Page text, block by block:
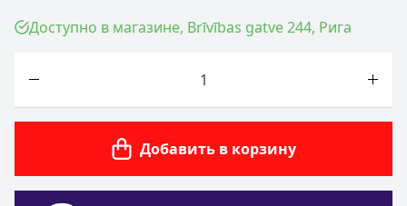
Доступно в магазине, Brīvības gatve 244, Рига
Добавить в корзину